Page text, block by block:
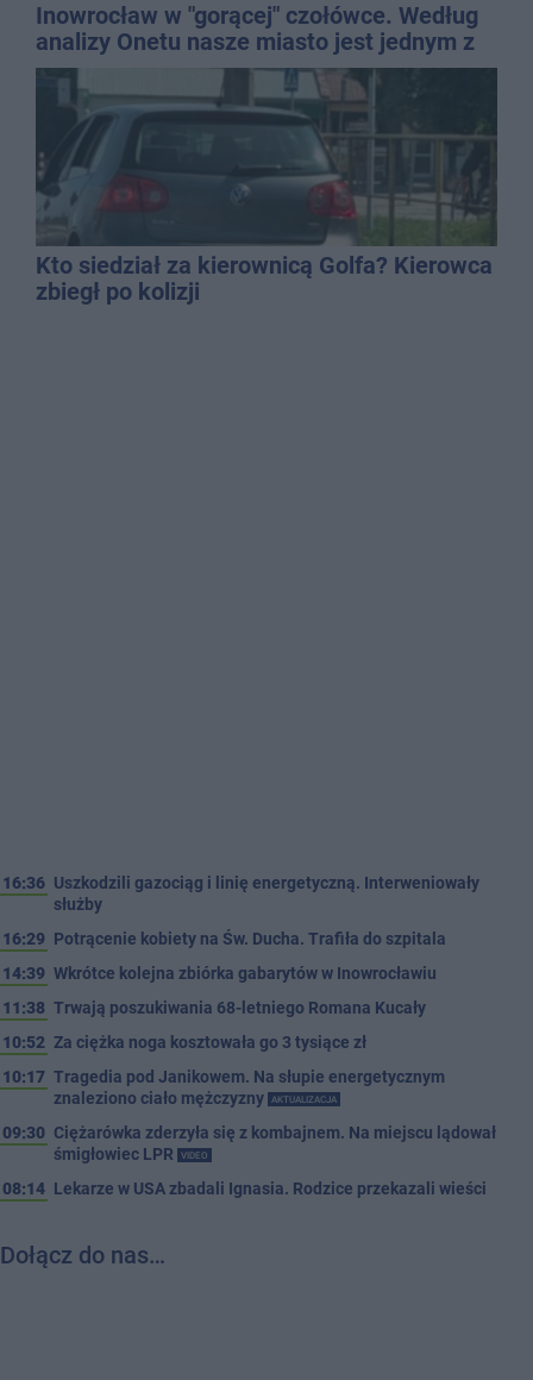
Inowrocław w "gorącej" czołówce. Według
analizy Onetu nasze miasto jest jednym z
najbardziej narażonych na upały
Kto siedział za kierownicą Golfa? Kierowca
zbiegł po kolizji
16:36 Uszkodzili gazociąg i linię energetyczną. Interweniowały
służby
16:29 Potrącenie kobiety na Św. Ducha. Trafiła do szpitala
14:39 Wkrótce kolejna zbiórka gabarytów w Inowrocławiu
11:38 Trwają poszukiwania 68-letniego Romana Kucały
10:52 Za ciężka noga kosztowała go 3 tysiące zł
10:17 Tragedia pod Janikowem. Na słupie energetycznym
znaleziono ciało mężczyzny
AKTUALIZACJA
09:30 Ciężarówka zderzyła się z kombajnem. Na miejscu lądował
śmigłowiec LPR
VIDEO
08:14 Lekarze w USA zbadali Ignasia. Rodzice przekazali wieści
Dołącz do nas…